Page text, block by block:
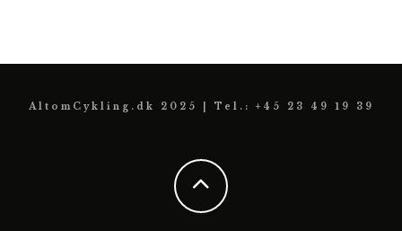
AltomCykling.dk 2025 | Tel.: +45 23 49 19 39